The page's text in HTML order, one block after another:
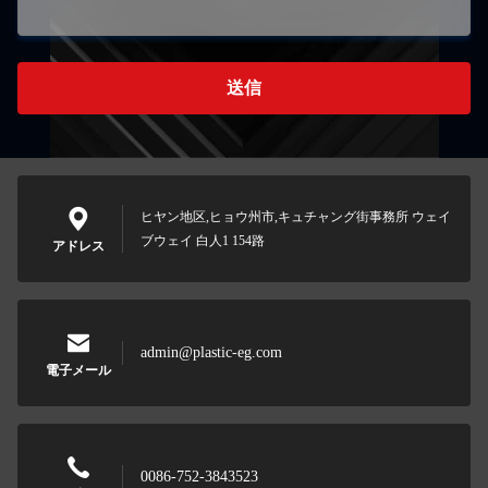
送信
アドレス
ヒヤン地区,ヒョウ州市,キュチャング街事務所 ウェイ
ブウェイ 白人1 154路
電子メール
admin@plastic-eg.com
0086-752-3843523